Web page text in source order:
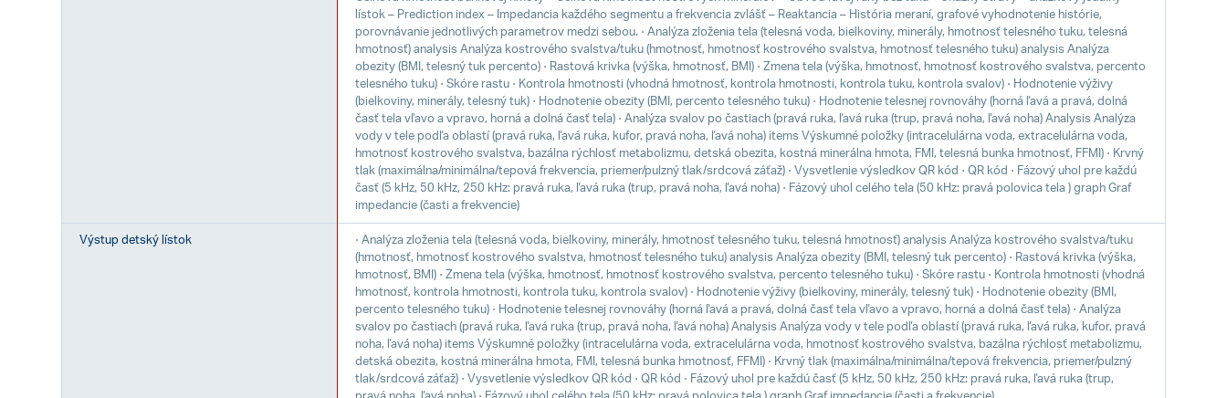
lístok – Prediction index – Impedancia každého segmentu a frekvencia zvlášť – Reaktancia – História meraní, grafové vyhodnotenie histórie,
porovnávanie jednotlivých parametrov medzi sebou. ⋅ Analýza zloženia tela (telesná voda, bielkoviny, minerály, hmotnosť telesného tuku, telesná
hmotnosť) analysis Analýza kostrového svalstva/tuku (hmotnosť, hmotnosť kostrového svalstva, hmotnosť telesného tuku) analysis Analýza
obezity (BMI, telesný tuk percento) ⋅ Rastová krivka (výška, hmotnosť, BMI) ⋅ Zmena tela (výška, hmotnosť, hmotnosť kostrového svalstva, percento
telesného tuku) ⋅ Skóre rastu ⋅ Kontrola hmotnosti (vhodná hmotnosť, kontrola hmotnosti, kontrola tuku, kontrola svalov) ⋅ Hodnotenie výživy
(bielkoviny, minerály, telesný tuk) ⋅ Hodnotenie obezity (BMI, percento telesného tuku) ⋅ Hodnotenie telesnej rovnováhy (horná ľavá a pravá, dolná
časť tela vľavo a vpravo, horná a dolná časť tela) ⋅ Analýza svalov po častiach (pravá ruka, ľavá ruka (trup, pravá noha, ľavá noha) Analysis Analýza
vody v tele podľa oblastí (pravá ruka, ľavá ruka, kufor, pravá noha, ľavá noha) items Výskumné položky (intracelulárna voda, extracelulárna voda,
hmotnosť kostrového svalstva, bazálna rýchlosť metabolizmu, detská obezita, kostná minerálna hmota, FMI, telesná bunka hmotnosť, FFMI) ⋅ Krvný
tlak (maximálna/minimálna/tepová frekvencia, priemer/pulzný tlak/srdcová záťaž) ⋅ Vysvetlenie výsledkov QR kód ⋅ QR kód ⋅ Fázový uhol pre každú
časť (5 kHz, 50 kHz, 250 kHz: pravá ruka, ľavá ruka (trup, pravá noha, ľavá noha) ⋅ Fázový uhol celého tela (50 kHz: pravá polovica tela ) graph Graf
impedancie (časti a frekvencie)
Výstup detský lístok
⋅ Analýza zloženia tela (telesná voda, bielkoviny, minerály, hmotnosť telesného tuku, telesná hmotnosť) analysis Analýza kostrového svalstva/tuku
(hmotnosť, hmotnosť kostrového svalstva, hmotnosť telesného tuku) analysis Analýza obezity (BMI, telesný tuk percento) ⋅ Rastová krivka (výška,
hmotnosť, BMI) ⋅ Zmena tela (výška, hmotnosť, hmotnosť kostrového svalstva, percento telesného tuku) ⋅ Skóre rastu ⋅ Kontrola hmotnosti (vhodná
hmotnosť, kontrola hmotnosti, kontrola tuku, kontrola svalov) ⋅ Hodnotenie výživy (bielkoviny, minerály, telesný tuk) ⋅ Hodnotenie obezity (BMI,
percento telesného tuku) ⋅ Hodnotenie telesnej rovnováhy (horná ľavá a pravá, dolná časť tela vľavo a vpravo, horná a dolná časť tela) ⋅ Analýza
svalov po častiach (pravá ruka, ľavá ruka (trup, pravá noha, ľavá noha) Analysis Analýza vody v tele podľa oblastí (pravá ruka, ľavá ruka, kufor, pravá
noha, ľavá noha) items Výskumné položky (intracelulárna voda, extracelulárna voda, hmotnosť kostrového svalstva, bazálna rýchlosť metabolizmu,
detská obezita, kostná minerálna hmota, FMI, telesná bunka hmotnosť, FFMI) ⋅ Krvný tlak (maximálna/minimálna/tepová frekvencia, priemer/pulzný
tlak/srdcová záťaž) ⋅ Vysvetlenie výsledkov QR kód ⋅ QR kód ⋅ Fázový uhol pre každú časť (5 kHz, 50 kHz, 250 kHz: pravá ruka, ľavá ruka (trup,
pravá noha, ľavá noha) ⋅ Fázový uhol celého tela (50 kHz: pravá polovica tela ) graph Graf impedancie (časti a frekvencie)